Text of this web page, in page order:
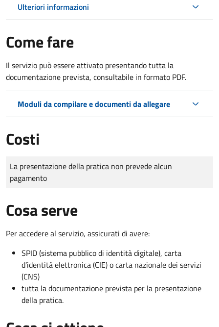
Ulteriori informazioni
Come fare
Il servizio può essere attivato presentando tutta la
documentazione prevista, consultabile in formato PDF.
Moduli da compilare e documenti da allegare
Costi
Tipo di pagamento
Importo
La presentazione della pratica non prevede alcun
pagamento
Cosa serve
Per accedere al servizio, assicurati di avere:
SPID (sistema pubblico di identità digitale), carta
d’identità elettronica (CIE) o carta nazionale dei servizi
(CNS)
tutta la documentazione prevista per la presentazione
della pratica.